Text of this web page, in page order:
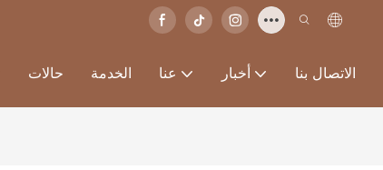
حالات الخدمة عنا أخبار الاتصال بنا